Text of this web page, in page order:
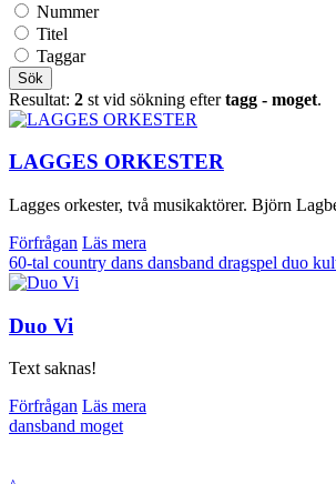
Nummer
Titel
Taggar
Sök
Resultat: 2 st vid sökning eftertagg - moget.
LAGGES ORKESTER
Lagges orkester, två musikaktörer. Björn
Förfrågan Läs mera
60-tal country dans dansband dragspel duo
Duo Vi
Text saknas!
Förfrågan Läs mera
dansband moget